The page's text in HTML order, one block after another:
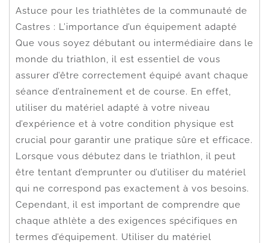
Astuce pour les triathlètes de la communauté de
Castres : L’importance d’un équipement adapté
Que vous soyez débutant ou intermédiaire dans le
monde du triathlon, il est essentiel de vous
assurer d’être correctement équipé avant chaque
séance d’entraînement et de course. En effet,
utiliser du matériel adapté à votre niveau
d’expérience et à votre condition physique est
crucial pour garantir une pratique sûre et efficace.
Lorsque vous débutez dans le triathlon, il peut
être tentant d’emprunter ou d’utiliser du matériel
qui ne correspond pas exactement à vos besoins.
Cependant, il est important de comprendre que
chaque athlète a des exigences spécifiques en
termes d’équipement. Utiliser du matériel